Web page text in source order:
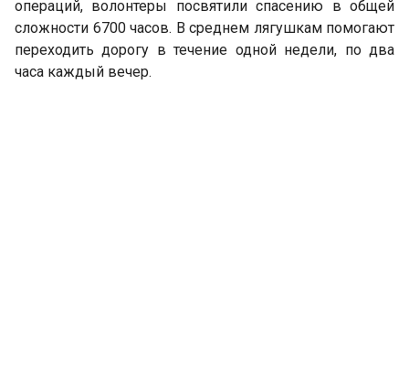
операций, волонтеры посвятили спасению в общей
сложности 6700 часов. В среднем лягушкам помогают
переходить дорогу в течение одной недели, по два
часа каждый вечер.